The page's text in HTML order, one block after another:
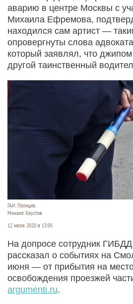
аварию в центре Москвы с
Михаила Ефремова,
находился сам артист —
опровергнуты слова
который заявлял, что
другой таинственный
ГАИ. Полиция.
Михаил Хаустов
12 июля 2020 в 13:05
На допросе сотрудник
рассказал о событиях на
июня — от прибытия на
освобождения проезжей
argumenti.ru.